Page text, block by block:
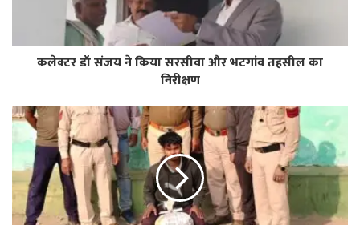
कलेक्टर डॉ संजय ने किया सरसीवा और भटगांव तहसील का
निरीक्षण